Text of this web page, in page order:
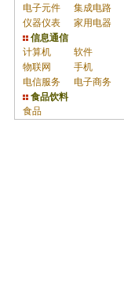
电子元件
集成电路
仪器仪表
家用电器
信息通信
计算机
软件
物联网
手机
电信服务
电子商务
食品饮料
食品